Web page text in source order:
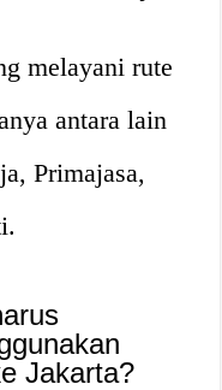
melayani rute
antara lain
Primajasa,
Jakarta?